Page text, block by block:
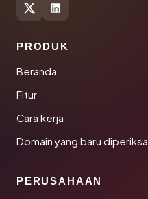
PRODUK
Beranda
Fitur
Cara kerja
Domain yang baru diperiksa
PERUSAHAAN